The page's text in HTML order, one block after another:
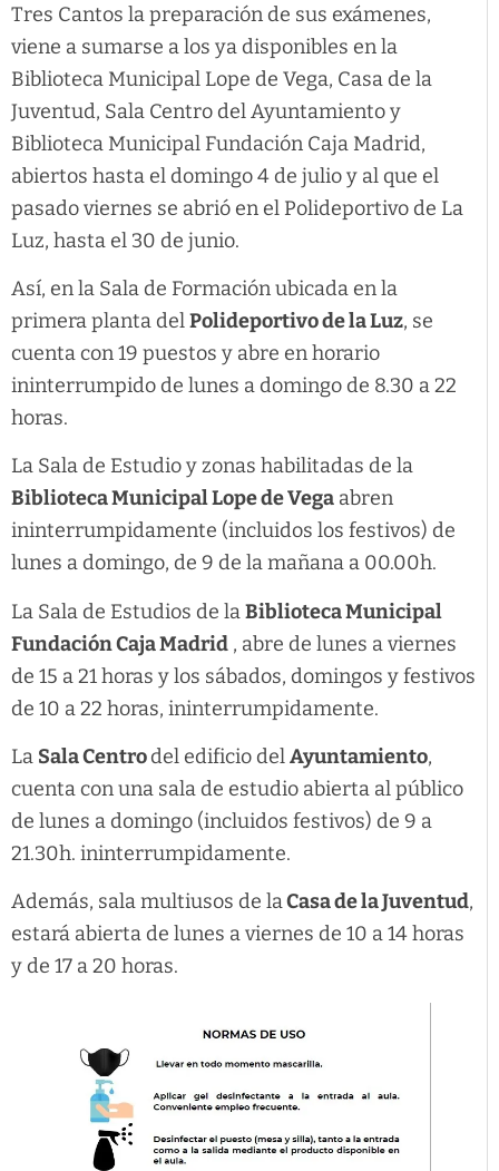
Tres Cantos la preparación de sus exámenes,
viene a sumarse a los ya disponibles en la
Biblioteca Municipal Lope de Vega, Casa de la
Juventud, Sala Centro del Ayuntamiento y
Biblioteca Municipal Fundación Caja Madrid,
abiertos hasta el domingo 4 de julio y al que el
pasado viernes se abrió en el Polideportivo de La
Luz, hasta el 30 de junio.
Así, en la Sala de Formación ubicada en la
primera planta delPolideportivo de la Luz, se
cuenta con 19 puestos y abre en horario
ininterrumpido de lunes a domingo de 8.30 a 22
horas.
La Sala de Estudio y zonas habilitadas de la
Biblioteca Municipal Lope de Vega abren
ininterrumpidamente (incluidos los festivos) de
lunes a domingo, de 9 de la mañana a 00.00h.
La Sala de Estudios de laBiblioteca Municipal
Fundación Caja Madrid , abre de lunes a viernes
de 15 a 21 horas y los sábados, domingos y festivos
de 10 a 22 horas, ininterrumpidamente.
La Sala Centrodel edificio delAyuntamiento,
cuenta con una sala de estudio abierta al público
de lunes a domingo (incluidos festivos) de 9 a
21.30h. ininterrumpidamente.
Además, sala multiusos de laCasa de la Juventud,
estará abierta de lunes a viernes de 10 a 14 horas
y de 17 a 20 horas.